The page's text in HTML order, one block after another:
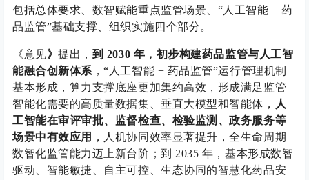
包括总体要求、数智赋能重点监管场景、“人工智能 + 药
品监管”基础支撑、组织实施四个部分。
《意见》提出， 到 2030 年，初步构建药品监管与人工智
能融合创新体系 ，“人工智能 + 药品监管”运行管理机制
基本形成，算力支撑底座更加集约高效，形成满足监管
智能化需要的高质量数据集、垂直大模型和智能体，
人
工智能在审评审批、监督检查、检验监测、政务服务等
场景中有效应用
，人机协同效率显著提升，全生命周期
数智化监管能力迈上新台阶；到 2035 年，基本形成数智
驱动、智能敏捷、自主可控、生态协同的智慧化药品安